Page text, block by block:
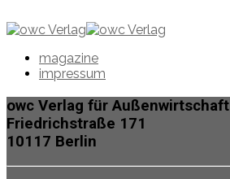
magazine
impressum
owc Verlag für Außenwirtschaft
Friedrichstraße 171
10117 Berlin